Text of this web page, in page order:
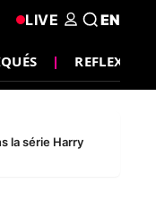
REFLEXION
LIVE EN
la série Harry